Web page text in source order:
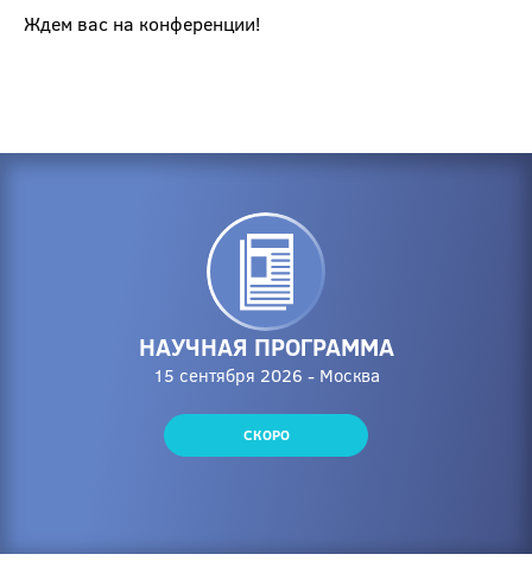
Ждем вас на конференции!
НАУЧНАЯ ПРОГРАММА
15 сентября 2026 - Москва
СКОРО